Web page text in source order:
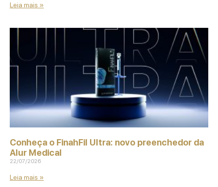
Leia mais »
Conheça o FinahFil Ultra: novo preenchedor da
Alur Medical
22/07/2026
Leia mais »